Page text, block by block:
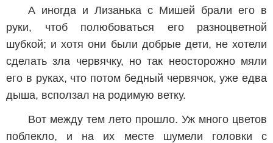
А иногда и Лизанька с Мишей брали его в
руки, чтоб полюбоваться его разноцветной
шубкой; и хотя они были добрые дети, не хотели
сделать зла червячку, но так неосторожно мяли
его в руках, что потом бедный червячок, уже едва
дыша, всползал на родимую ветку.
Вот между тем лето прошло. Уж много цветов
поблекло, и на их месте шумели головки с